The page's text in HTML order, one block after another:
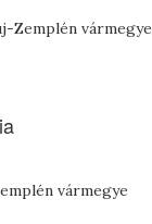
Zemplén vármegye
vármegye